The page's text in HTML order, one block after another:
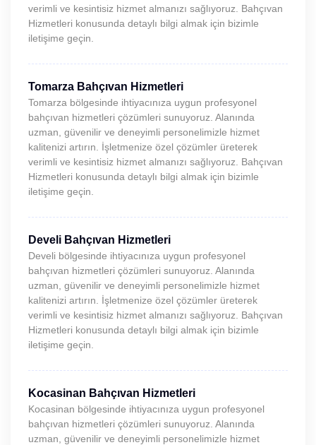
verimli ve kesintisiz hizmet almanızı sağlıyoruz. Bahçıvan
Hizmetleri konusunda detaylı bilgi almak için bizimle
iletişime geçin.
Tomarza Bahçıvan Hizmetleri
Tomarza bölgesinde ihtiyacınıza uygun profesyonel
bahçıvan hizmetleri çözümleri sunuyoruz. Alanında
uzman, güvenilir ve deneyimli personelimizle hizmet
kalitenizi artırın. İşletmenize özel çözümler üreterek
verimli ve kesintisiz hizmet almanızı sağlıyoruz. Bahçıvan
Hizmetleri konusunda detaylı bilgi almak için bizimle
iletişime geçin.
Develi Bahçıvan Hizmetleri
Develi bölgesinde ihtiyacınıza uygun profesyonel
bahçıvan hizmetleri çözümleri sunuyoruz. Alanında
uzman, güvenilir ve deneyimli personelimizle hizmet
kalitenizi artırın. İşletmenize özel çözümler üreterek
verimli ve kesintisiz hizmet almanızı sağlıyoruz. Bahçıvan
Hizmetleri konusunda detaylı bilgi almak için bizimle
iletişime geçin.
Kocasinan Bahçıvan Hizmetleri
Kocasinan bölgesinde ihtiyacınıza uygun profesyonel
bahçıvan hizmetleri çözümleri sunuyoruz. Alanında
uzman, güvenilir ve deneyimli personelimizle hizmet